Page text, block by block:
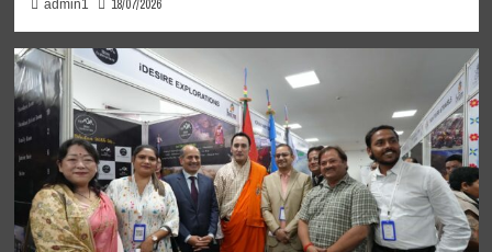
admin1 18/07/2026